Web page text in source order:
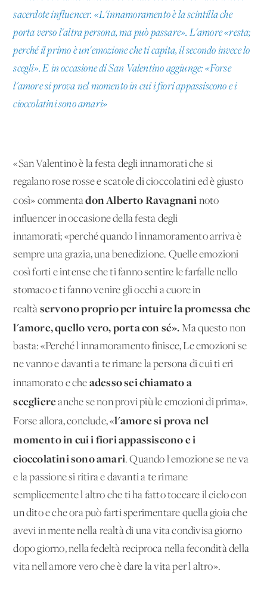
sacerdote influencer. «L'innamoramento è la scintilla che
porta verso l'altra persona, ma può passare». L'amore «resta;
perché il primo è un'emozione che ti capita, il secondo invece lo
scegli». E in occasione di San Valentino aggiunge: «Forse
l'amore si prova nel momento in cui i fiori appassiscono e i
cioccolatini sono amari»
«San Valentino è la festa degli innamorati che si
regalano rose rosse e scatole di cioccolatini ed è giusto
così» commentadon Alberto Ravagnani noto
influencer in occasione della festa degli
innamorati; «perché quando l'innamoramento arriva è
sempre una grazia, una benedizione. Quelle emozioni
così forti e intense che ti fanno sentire le farfalle nello
stomaco e ti fanno venire gli occhi a cuore in
realtà servono proprio per intuire la promessa che
l'amore, quello vero, porta con sé». Ma questo non
basta: «Perché l'innamoramento finisce, Le emozioni se
ne vanno e davanti a te rimane la persona di cui ti eri
innamorato e che adesso sei chiamato a
scegliereanche se non provi più le emozioni di prima».
Forse allora, conclude, «l'amore si prova nel
momento in cui i fiori appassiscono e i
cioccolatini sono amari. Quando l'emozione se ne va
e la passione si ritira e davanti a te rimane
semplicemente l'altro che ti ha fatto toccare il cielo con
un dito e che ora può farti sperimentare quella gioia che
avevi in mente nella realtà di una vita condivisa giorno
dopo giorno, nella fedeltà reciproca nella fecondità della
vita nell'amore vero che è dare la vita per l'altro».